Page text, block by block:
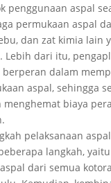
penggunaan aspal
permukaan aspal
dan zat kimia lain
Lebih dari itu,
dalam
aspal, sehingga
menghemat biaya
pelaksanaan
langkah,
dari semua